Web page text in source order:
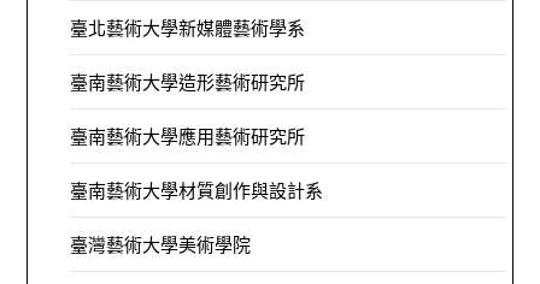
臺北藝術大學新媒體藝術學系
臺南藝術大學造形藝術研究所
臺南藝術大學應用藝術研究所
臺南藝術大學材質創作與設計系
臺灣藝術大學美術學院